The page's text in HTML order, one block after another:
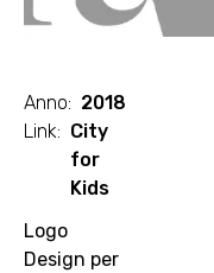
Anno: 2018
Link: City
for
Kids
Logo
Design per